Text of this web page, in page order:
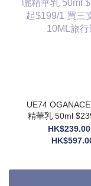
UE74 OGANACELL
精華乳 50ml $239 3件起
$199/1 買三支
10ML旅行